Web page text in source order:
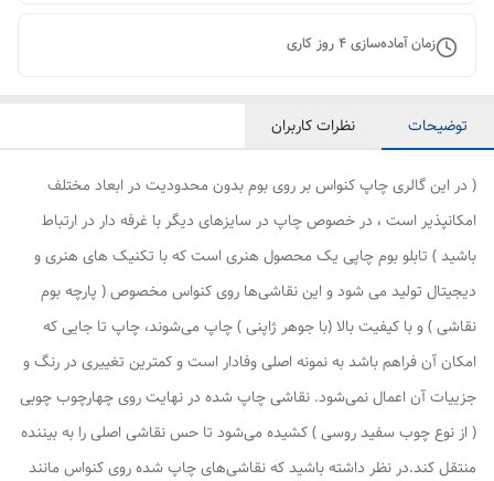
زمان آماده‌سازی4روز کاری
توضیحات نظرات کاربران
( در این گالری چاپ کنواس بر روی بوم بدون محدودیت در ابعاد مختلف
امکانپذیر است ، در خصوص چاپ در سایزهای دیگر با غرفه دار در ارتباط
باشید ) تابلو بوم چاپی یک محصول هنری است که با تکنیک های هنری و
دیجیتال تولید می شود و این نقاشی‌ها روی کنواس مخصوص ( پارچه بوم
نقاشی ) و با کیفیت بالا (با جوهر ژاپنی ) چاپ می‌شوند، چاپ تا جایی که
امکان آن فراهم باشد به نمونه اصلی وفادار است و کمترین تغییری در رنگ و
جزییات آن اعمال نمی‌شود. نقاشی چاپ شده در نهایت روی چهارچوب چوبی
( از نوع چوب سفید روسی ) کشیده می‌شود تا حس نقاشی اصلی را به بیننده
منتقل کند.در نظر داشته باشید که نقاشی‌های چاپ شده روی کنواس مانند